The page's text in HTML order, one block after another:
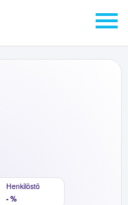
Henkilöstö
- %